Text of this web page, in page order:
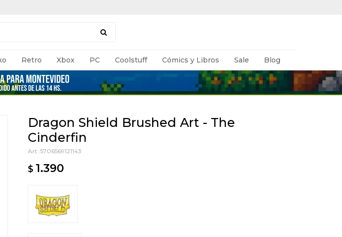
Retro Xbox PC Coolstuff Cómics y Libros Sale Blog
Dragon Shield Brushed Art - The
Cinderfin
5706569121143
$ 1.390